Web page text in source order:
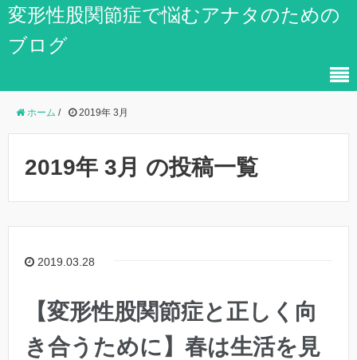
変形性股関節症で悩むアナタのための
ブログ
ホーム / 2019年 3月
2019年 3月 の投稿一覧
2019.03.28
【変形性股関節症と正しく向
き合うために】春は生活を見